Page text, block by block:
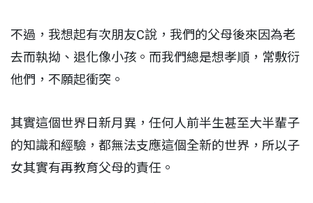
不過，我想起有次朋友C說，我們的父母後來因為老
去而執拗、退化像小孩。而我們總是想孝順，常敷衍
他們，不願起衝突。
其實這個世界日新月異，任何人前半生甚至大半輩子
的知識和經驗，都無法支應這個全新的世界，所以子
女其實有再教育父母的責任。